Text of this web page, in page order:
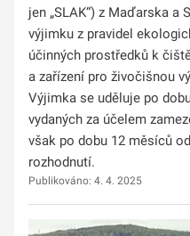
jen „SLAK“) z Maďarska a
výjimku z pravidel
účinných prostředků k
a zařízení pro živočišnou
Výjimka se uděluje po
vydaných za účelem
však po dobu 12 měsíců
rozhodnutí.
Publikováno: 4. 4. 2025